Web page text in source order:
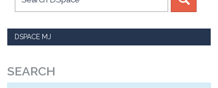
DSPACE MJ
SEARCH